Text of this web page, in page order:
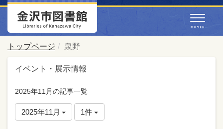
トップページ 泉野
イベント・展示情報
2025年11月の記事一覧
2025年11月 1件